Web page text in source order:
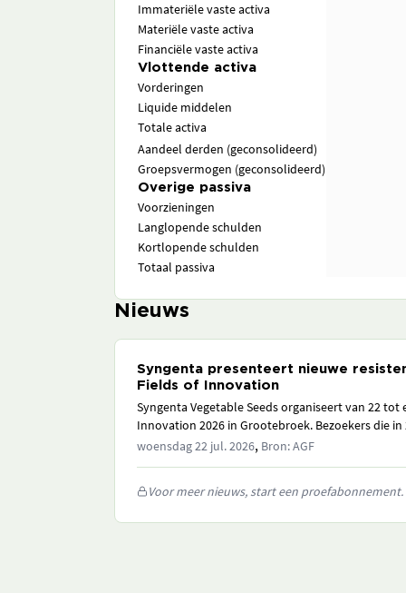
Immateriële vaste activa
Materiële vaste activa
Financiële vaste activa
Vlottende activa
Vorderingen
Liquide middelen
Totale activa
Aandeel derden (geconsolideerd)
Groepsvermogen (geconsolideerd)
Overige passiva
Voorzieningen
Langlopende schulden
Kortlopende schulden
Totaal passiva
Nieuws
Syngenta presenteert nieuwe
Fields of Innovation
Syngenta Vegetable Seeds organiseert van 22
Innovation 2026 in Grootebroek. Bezoekers die
woensdag 22 jul. 2026, Bron: AGF
Voor meer nieuws, start een proefabonnement.